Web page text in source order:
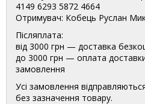
4149 6293 5872 4664
Отримувач: Кобець Руслан
Післяплата:
від 3000 грн — доставка
до 3000 грн — оплата доставки
замовлення
Усі замовлення
без зазначення товару.